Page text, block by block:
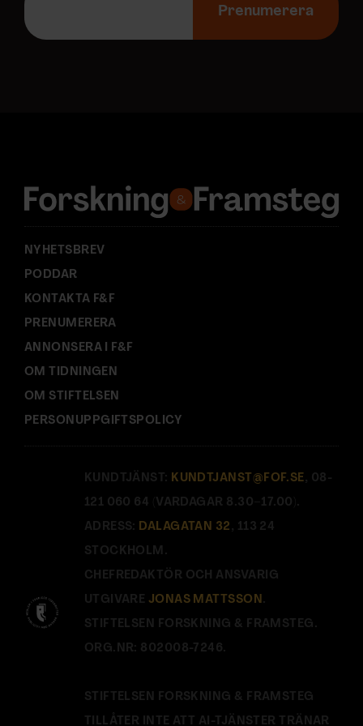
p
s
:
Prenumerera
NYHETSBREV
PODDAR
KONTAKTA F&F
PRENUMERERA
ANNONSERA I F&F
OM TIDNINGEN
OM STIFTELSEN
PERSONUPPGIFTSPOLICY
KUNDTJÄNST: KUNDTJANST@FOF.SE , 08-
121 060 64 (VARDAGAR 8.30–17.00).
ADRESS: DALAGATAN 32 , 113 24
STOCKHOLM.
CHEFREDAKTÖR OCH ANSVARIG
UTGIVARE JONAS MATTSSON.
STIFTELSEN FORSKNING & FRAMSTEG.
ORG.NR: 802008-7246.
STIFTELSEN FORSKNING & FRAMSTEG
TILLÅTER INTE ATT AI-TJÄNSTER TRÄNAR